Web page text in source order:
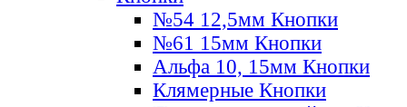
№54 12,5мм Кнопки
№61 15мм Кнопки
Альфа 10, 15мм Кнопки
Клямерные Кнопки